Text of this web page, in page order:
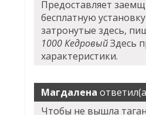
Предоставляет
бесплатную
затронутые здесь,
1000 КедровыйЗдесь
характеристики.
Магдалена
Чтобы не вышла